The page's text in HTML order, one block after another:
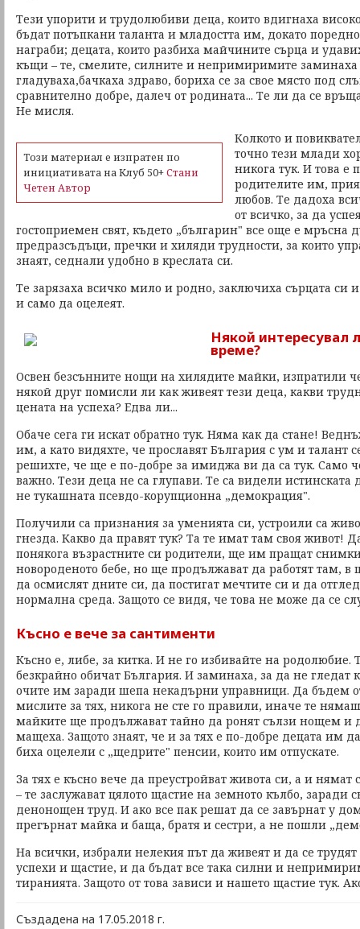
Тези упорити и трудолюбиви деца, които вдигнаха
бъдат потъпкани таланта и младостта им, докато
награби; децата, които разбиха майчините сърца и
къщи – те, смелите, силните и непримиримите
гладуваха,бачкаха здраво, бориха се за свое място под
сравнително добре, далеч от родината... Те ли да се
Не мисля.
Този материал е изпратен по
инициативата на Клуб 50+Стани
Четен Автор
Колкото и
точно тези млади
никога тук. И това е
родителите им,
любов. Те дадоха
от всичко, за да
гостоприемен свят, където „българин" все още е мръсна
предразсъдъци, пречки и хиляди трудности, за които
знаят, седнали удобно в креслата си.
Те зарязаха всичко мило и родно, заключиха сърцата си
и само да оцелеят.
Някой интересувал
време?
Освен безсънните нощи на хилядите майки, изпратили
някой друг помисли ли как живеят тези деца, какви
цената на успеха? Едва ли...
Обаче сега ги искат обратно тук. Няма как да стане!
им, а като видяхте, че прославят България с ум и талант
решихте, че ще е по-добре за имиджа ви да са тук. Само
важно. Тези деца не са глупави. Те са видели истинската
не тукашната псевдо-корупционна „демокрация".
Получили са признания за уменията си, устроили са
гнезда. Какво да правят тук? Та те имат там своя живот!
понякога възрастните си родители, ще им пращат
новороденото бебе, но ще продължават да работят там, в
да осмислят дните си, да постигат мечтите си и да
нормална среда. Защото се видя, че това не може да се
Късно е вече за сантименти
Късно е, либе, за китка. И не го избивайте на родолюбие.
безкрайно обичат България. И заминаха, за да не гледат
очите им заради шепа некадърни управници. Да бъдем
мислите за тях, никога не сте го правили, иначе те
майките ще продължават тайно да ронят сълзи нощем и
мащеха. Защото знаят, че и за тях е по-добре децата им
биха оцелели с „щедрите" пенсии, които им отпускате.
За тях е късно вече да преустройват живота си, а и
– те заслужават цялото щастие на земното кълбо, заради
денонощен труд. И ако все пак решат да се завърнат у
прегърнат майка и баща, братя и сестри, а не пошли
На всички, избрали нелекия път да живеят и да се
успехи и щастие, и да бъдат все така силни и
тиранията. Защото от това зависи и нашето щастие тук.
Създадена на 17.05.2018 г.